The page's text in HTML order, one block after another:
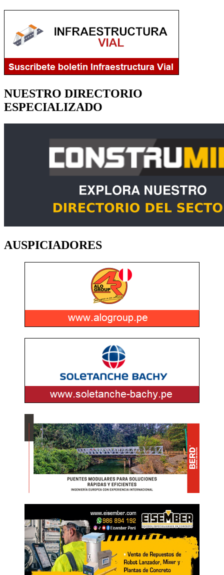
NUESTRO DIRECTORIO
ESPECIALIZADO
AUSPICIADORES